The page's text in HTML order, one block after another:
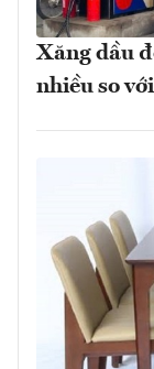
Xăng dầu
nhiều so